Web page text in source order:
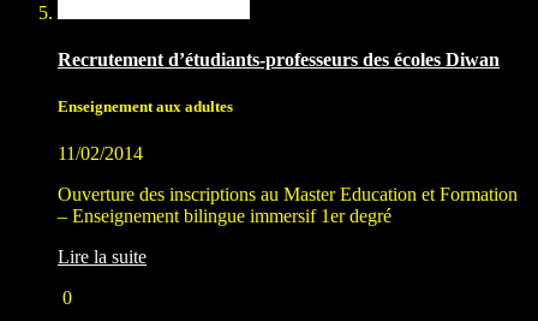
Recrutement d’étudiants-professeurs des écoles Diwan
Enseignement aux adultes
11/02/2014
Ouverture des inscriptions au Master Education et Formation
– Enseignement bilingue immersif 1er degré
Lire la suite
0